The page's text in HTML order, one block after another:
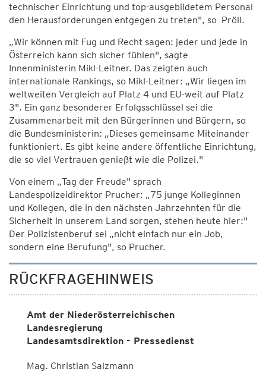
technischer Einrichtung und top-ausgebildetem Personal
den Herausforderungen entgegen zu treten", so Pröll.
„Wir können mit Fug und Recht sagen: jeder und jede in
Österreich kann sich sicher fühlen", sagte
Innenministerin Mikl-Leitner. Das zeigten auch
internationale Rankings, so Mikl-Leitner: „Wir liegen im
weltweiten Vergleich auf Platz 4 und EU-weit auf Platz
3". Ein ganz besonderer Erfolgsschlüssel sei die
Zusammenarbeit mit den Bürgerinnen und Bürgern, so
die Bundesministerin: „Dieses gemeinsame Miteinander
funktioniert. Es gibt keine andere öffentliche Einrichtung,
die so viel Vertrauen genießt wie die Polizei."
Von einem „Tag der Freude" sprach
Landespolizeidirektor Prucher: „75 junge Kolleginnen
und Kollegen, die in den nächsten Jahrzehnten für die
Sicherheit in unserem Land sorgen, stehen heute hier:"
Der Polizistenberuf sei „nicht einfach nur ein Job,
sondern eine Berufung", so Prucher.
RÜCKFRAGEHINWEIS
Amt der Niederösterreichischen
Landesregierung
Landesamtsdirektion - Pressedienst
Mag. Christian Salzmann